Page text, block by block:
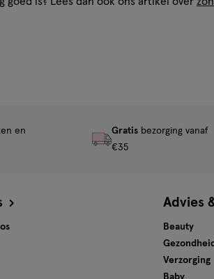
en
Gratisbezorging vanaf
€35
Advies
Beauty
Gezondheid
Verzorging
Baby